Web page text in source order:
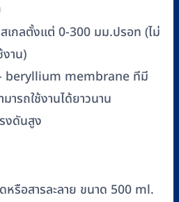
เกลตั้งแต่ 0-300 มม.ปรอท (ไม่
าน)
beryllium membrane ทีมี
ารถใช้งานได้ยาวนาน
งดันสูง
หรือสารละลาย ขนาด 500 ml.